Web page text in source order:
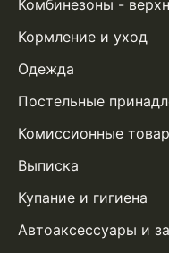
Комбинезоны -
Кормление и уход
Одежда
Постельные
Комиссионные
Выписка
Купание и гигиена
Автоаксессуары и